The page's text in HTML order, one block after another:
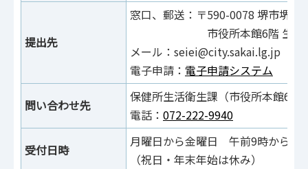
提出先
窓⼝、郵送：〒590-0078 堺市堺区
市役所本館6階 生活衛
メール：seiei@city.sakai.lg.jp
電⼦申請： 電⼦申請システム
問い合わせ先
保健所生活衛生課（市役所本館6階
電話： 072-222-9940
受付日時
月曜日から金曜日 午前9時から午
（祝日・年末年始は休み）